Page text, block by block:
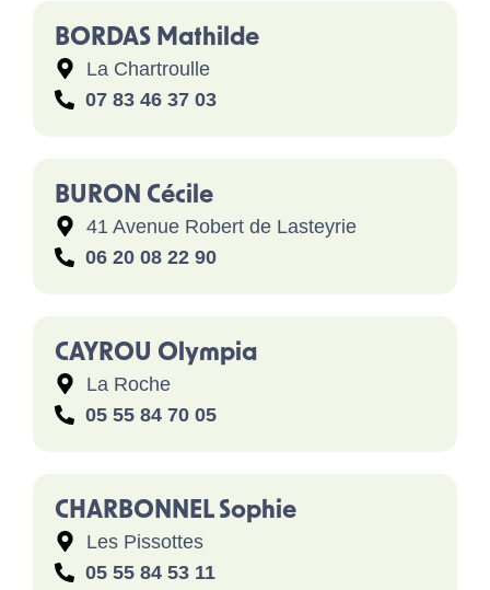
BORDAS Mathilde
La Chartroulle
07 83 46 37 03
BURON Cécile
41 Avenue Robert de Lasteyrie
06 20 08 22 90
CAYROU Olympia
La Roche
05 55 84 70 05
CHARBONNEL Sophie
Les Pissottes
05 55 84 53 11